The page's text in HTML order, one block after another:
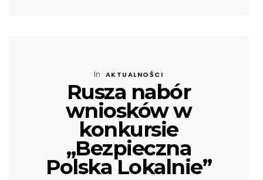
In AKTUALNOŚCI
Rusza nabór
wniosków w
konkursie
„Bezpieczna
Polska Lokalnie”